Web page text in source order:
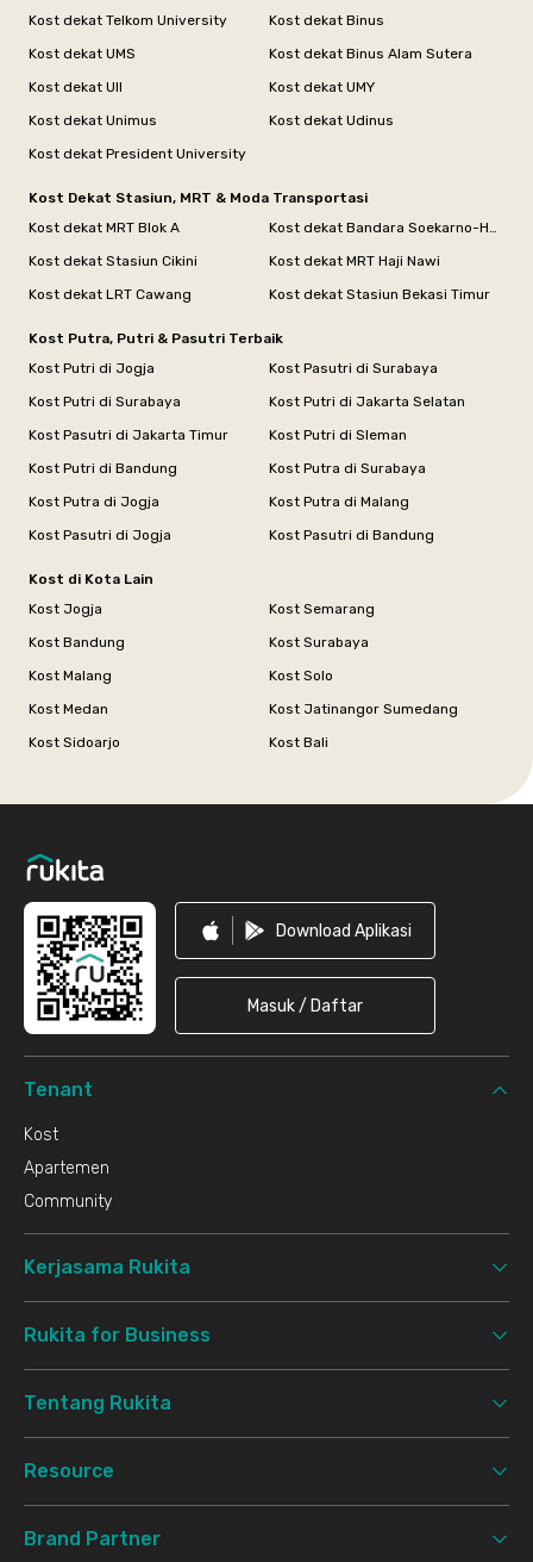
Kost dekat Telkom University
Kost dekat Binus
Kost dekat UMS
Kost dekat Binus Alam Sutera
Kost dekat UII
Kost dekat UMY
Kost dekat Unimus
Kost dekat Udinus
Kost dekat President University
Kost Dekat Stasiun, MRT & Moda Transportasi
Kost dekat MRT Blok A
Kost dekat Bandara Soekarno-Hatta
Kost dekat Stasiun Cikini
Kost dekat MRT Haji Nawi
Kost dekat LRT Cawang
Kost dekat Stasiun Bekasi Timur
Kost Putra, Putri & Pasutri Terbaik
Kost Putri di Jogja
Kost Pasutri di Surabaya
Kost Putri di Surabaya
Kost Putri di Jakarta Selatan
Kost Pasutri di Jakarta Timur
Kost Putri di Sleman
Kost Putri di Bandung
Kost Putra di Surabaya
Kost Putra di Jogja
Kost Putra di Malang
Kost Pasutri di Jogja
Kost Pasutri di Bandung
Kost di Kota Lain
Kost Jogja
Kost Semarang
Kost Bandung
Kost Surabaya
Kost Malang
Kost Solo
Kost Medan
Kost Jatinangor Sumedang
Kost Sidoarjo
Kost Bali
Download Aplikasi
Masuk / Daftar
Tenant
Kost
Apartemen
Community
Kerjasama Rukita
Rukita for Business
Tentang Rukita
Resource
Brand Partner